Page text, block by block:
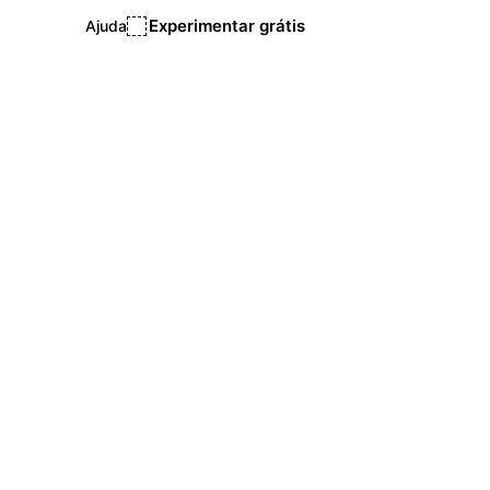
Ajuda Experimentar grátis